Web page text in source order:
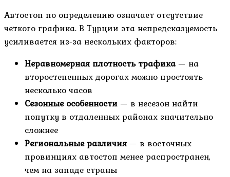
Автостоп по определению означает отсутствие
четкого графика. В Турции эта непредсказуемость
усиливается из-за нескольких факторов:
Неравномерная плотность трафика— на
второстепенных дорогах можно простоять
несколько часов
Сезонные особенности — в несезон найти
попутку в отдаленных районах значительно
сложнее
Региональные различия — в восточных
провинциях автостоп менее распространен,
чем на западе страны